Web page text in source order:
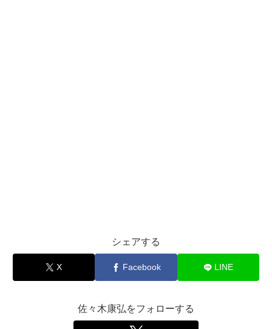
シェアする
X Facebook LINE
佐々木康弘をフォローする